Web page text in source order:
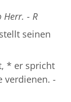
Herr. - R
seinen
* er spricht
verdienen. -